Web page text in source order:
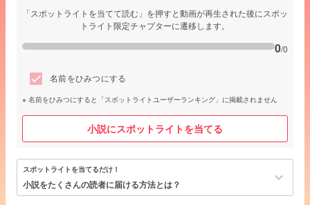
「スポットライトを当てて読む」を押すと動画が再生された後にスポッ
トライト限定チャプターに遷移します。
0/0
名前をひみつにする
名前をひみつにすると「スポットライトユーザーランキング」に掲載されません
小説にスポットライトを当てる
スポットライトを当てるだけ！
小説をたくさんの読者に届ける方法とは？ keyboard_arrow_down